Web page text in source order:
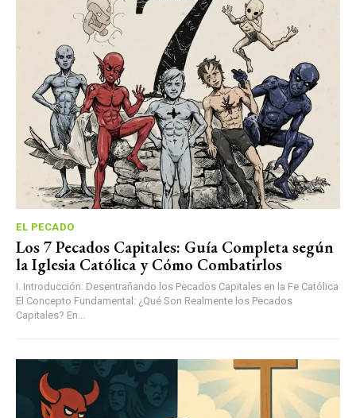
EL PECADO
Los 7 Pecados Capitales: Guía Completa según
la Iglesia Católica y Cómo Combatirlos
I. Introducción: Desentrañando los Pecados Capitales en la Fe Católica
El Concepto Fundamental: ¿Qué Son Realmente los Pecados
Capitales? En...